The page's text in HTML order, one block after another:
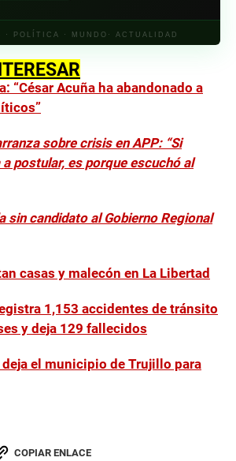
· POLÍTICA · MUNDO· ACTUALIDAD
“César Acuña ha abandonado a
sobre crisis en APP: “Si
a postular, es porque escuchó al
sin candidato al Gobierno Regional
casas y malecón en La Libertad
1,153 accidentes de tránsito
y deja 129 fallecidos
deja el municipio de Trujillo para
COPIAR ENLACE